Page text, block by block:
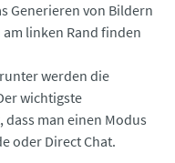
Generieren von Bildern
linken Rand finden
werden die
wichtigste
man einen Modus
oder Direct Chat.